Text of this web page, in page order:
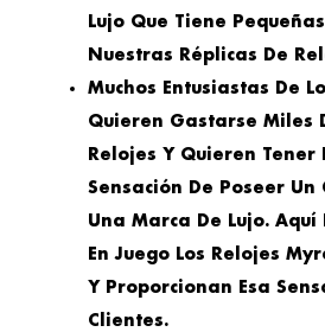
Lujo Que Tiene
Nuestras Réplicas De
Muchos Entusiastas De
Quieren Gastarse Miles
Relojes Y Quieren Tener
Sensación De Poseer Un
Una Marca De Lujo. Aquí
En Juego Los Relojes
Y Proporcionan Esa
Clientes.